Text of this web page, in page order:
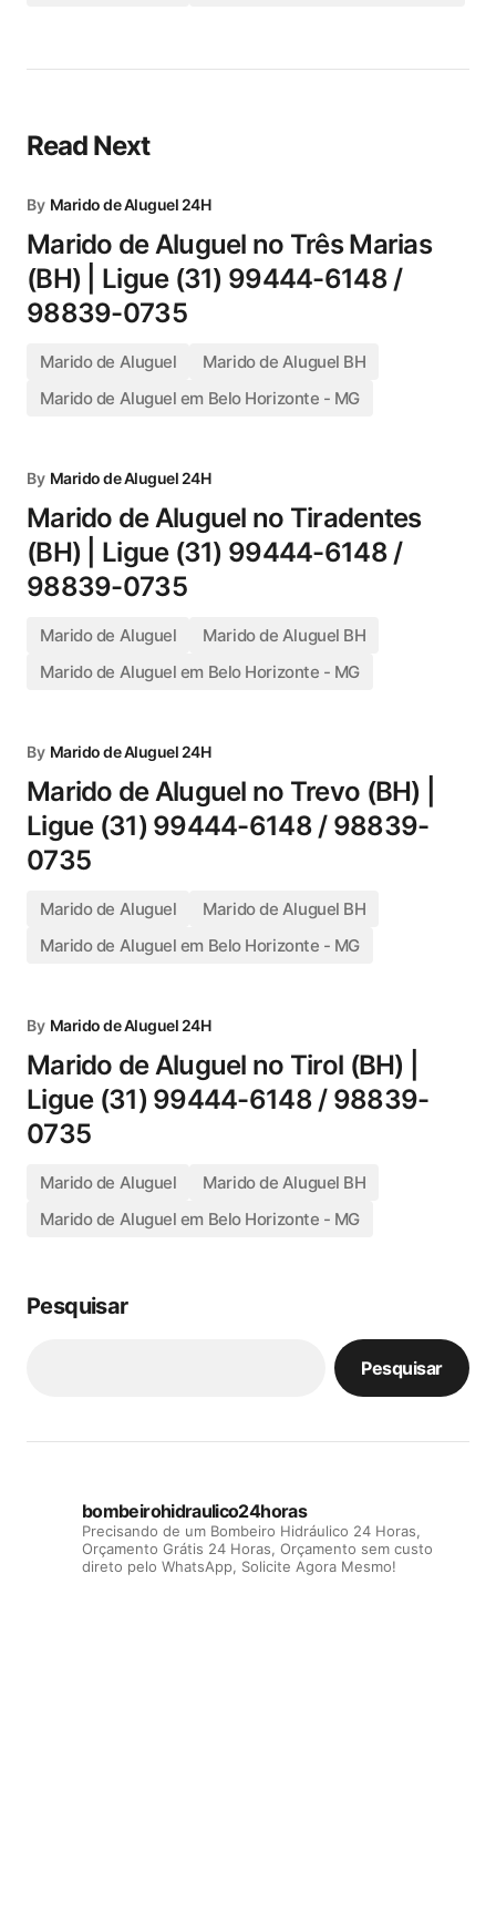
Read Next
By Marido de Aluguel 24H
Marido de Aluguel no Três Marias
(BH) | Ligue (31) 99444-6148 /
98839-0735
Marido de Aluguel
Marido de Aluguel BH
Marido de Aluguel em Belo Horizonte - MG
By Marido de Aluguel 24H
Marido de Aluguel no Tiradentes
(BH) | Ligue (31) 99444-6148 /
98839-0735
Marido de Aluguel
Marido de Aluguel BH
Marido de Aluguel em Belo Horizonte - MG
By Marido de Aluguel 24H
Marido de Aluguel no Trevo (BH) |
Ligue (31) 99444-6148 / 98839-
0735
Marido de Aluguel
Marido de Aluguel BH
Marido de Aluguel em Belo Horizonte - MG
By Marido de Aluguel 24H
Marido de Aluguel no Tirol (BH) |
Ligue (31) 99444-6148 / 98839-
0735
Marido de Aluguel
Marido de Aluguel BH
Marido de Aluguel em Belo Horizonte - MG
Pesquisar
Pesquisar
bombeirohidraulico24horas
Precisando de um Bombeiro Hidráulico 24 Horas,
Orçamento Grátis 24 Horas, Orçamento sem custo
direto pelo WhatsApp, Solicite Agora Mesmo!